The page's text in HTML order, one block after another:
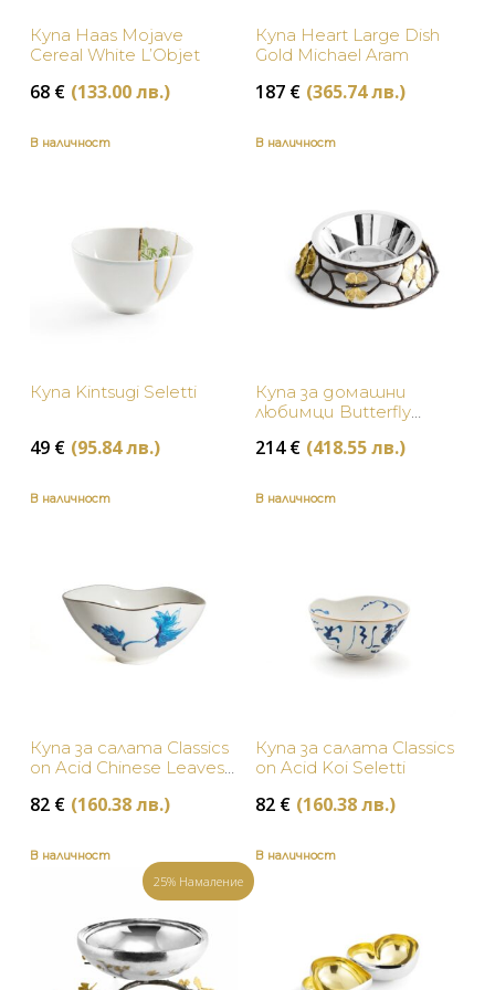
Купа Haas Mojave
Cereal White L’Objet
68 € (133.00 лв.)
Купа Heart Large Dish
Gold Michael Aram
187 € (365.74 лв.)
В наличност
Купа Kintsugi Seletti
49 € (95.84 лв.)
В наличност
Купа за домашни
любимци Butterfly
214€ (418.55 лв.)
В наличност
Купа за салата Classics
on Acid Chinese Leaves
82 € (160.38 лв.)
В наличност
Купа за салата Classics
on Acid Koi Seletti
82 € (160.38 лв.)
В наличност
25% Намаление
В наличност